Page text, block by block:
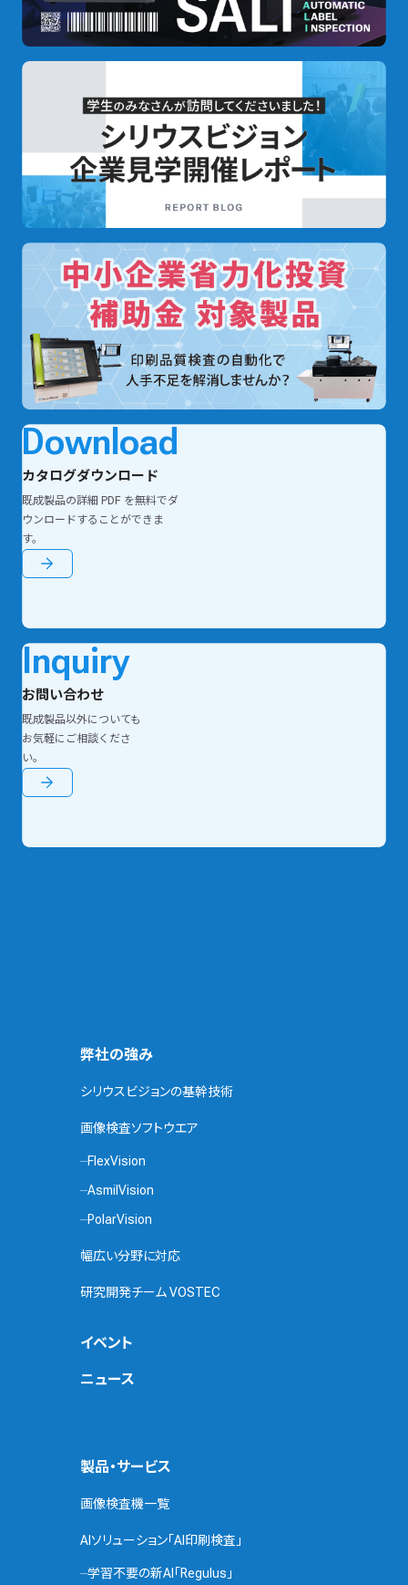
Download
カタログダウンロード
既成製品の詳細 PDF を無料でダ
ウンロードすることができま
す。
Inquiry
お問い合わせ
既成製品以外についても
お気軽にご相談くださ
い。
弊社の強み
シリウスビジョンの基幹技術
画像検査ソフトウエア
FlexVision
AsmilVision
PolarVision
幅広い分野に対応
研究開発チーム VOSTEC
イベント
ニュース
製品・サービス
画像検査機一覧
AIソリューション「AI印刷検査」
学習不要の新AI「Regulus」